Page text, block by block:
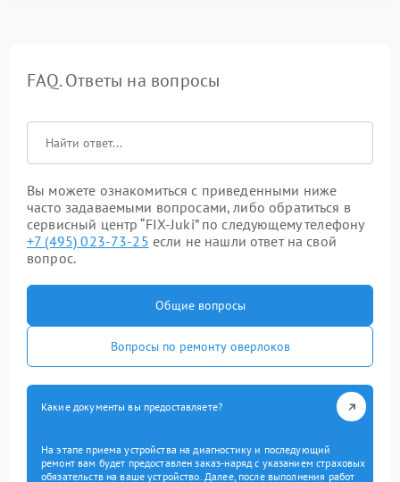
FAQ. Ответы на вопросы
Вы можете ознакомиться с приведенными ниже
часто задаваемыми вопросами, либо обратиться в
сервисный центр “FIX-Juki” по следующему телефону
+7 (495) 023-73-25 если не нашли ответ на свой
вопрос.
Общие вопросы
Вопросы по ремонту оверлоков
Какие документы вы предоставляете?
На этапе приема устройства на диагностику и последующий
ремонт вам будет предоставлен заказ-наряд с указанием страховых
обязательств на ваше устройство. Далее, после выполнения работ